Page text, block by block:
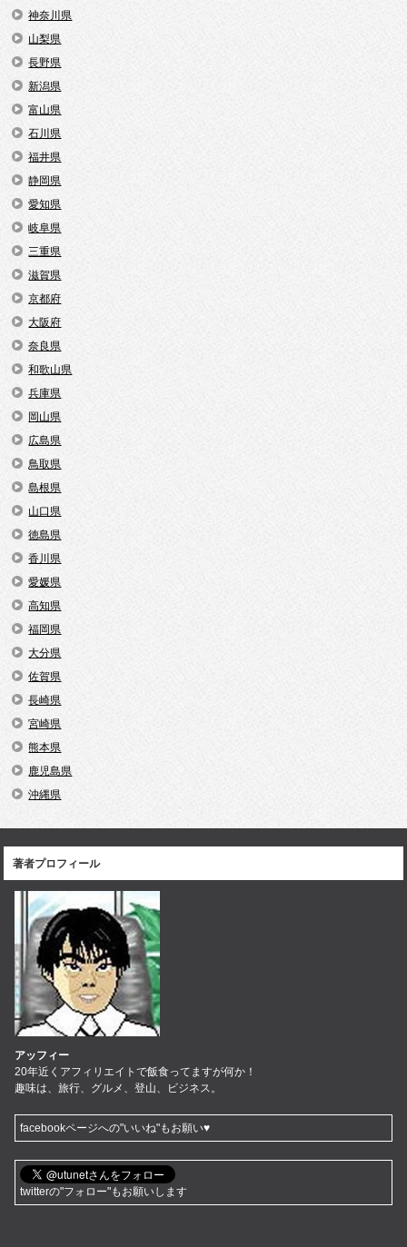
神奈川県
山梨県
長野県
新潟県
富山県
石川県
福井県
静岡県
愛知県
岐阜県
三重県
滋賀県
京都府
大阪府
奈良県
和歌山県
兵庫県
岡山県
広島県
鳥取県
島根県
山口県
徳島県
香川県
愛媛県
高知県
福岡県
大分県
佐賀県
長崎県
宮崎県
熊本県
鹿児島県
沖縄県
著者プロフィール
アッフィー
20年近くアフィリエイトで飯食ってますが何か！
趣味は、旅行、グルメ、登山、ビジネス。
facebookページへの"いいね"もお願い♥
twitterの"フォロー"もお願いします